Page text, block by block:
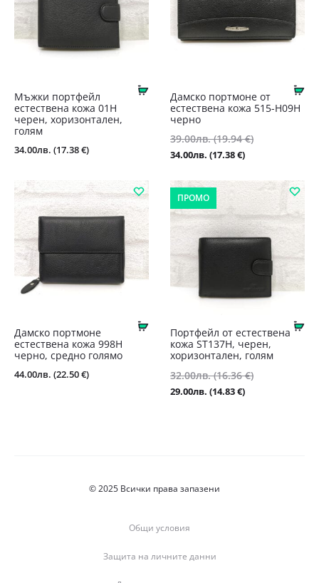
Купи
Мъжки портфейл
естествена кожа 01Н
черен, хоризонтален,
голям
34.00лв. (17.38 €)
Дамско портмоне от
естествена кожа 515-H09Н
черно
39.00лв. (19.94 €)Original
39.00лв.
(19.94
€).
34.00лв. (17.38 €)Текущата
е:
34.00лв.
(17.38
€).
Купи
Дамско портмоне
естествена кожа 998Н
черно, средно голямо
44.00лв. (22.50 €)
ПРОМО
Портфейл от естествена
кожа ST137Н, черен,
хоризонтален, голям
32.00лв. (16.36 €)Original
29.00лв. (14.83 €)Текущата
© 2025 Всички права запазени
Общи условия
Защита на личните данни